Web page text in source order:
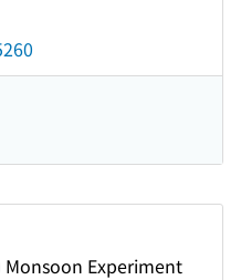
Monsoon Experiment